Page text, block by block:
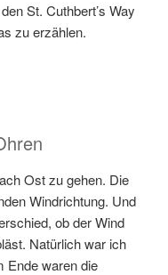
St. Cuthbert’s Way
zu erzählen.
Ost zu gehen. Die
Windrichtung. Und
ob der Wind
Natürlich war ich
Ende waren die